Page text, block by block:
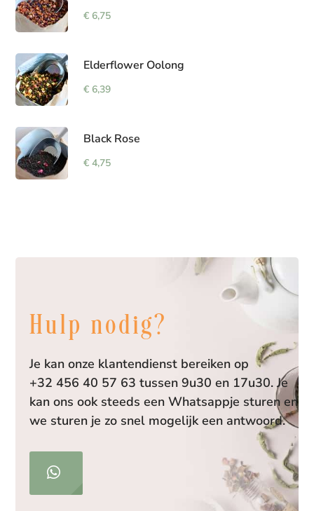
€ 6,75
Elderflower Oolong
€ 6,39
Black Rose
€ 4,75
Hulp nodig?
Je kan onze klantendienst bereiken op
+32 456 40 57 63 tussen 9u30 en 17u30. Je
kan ons ook steeds een Whatsappje sturen en
we sturen je zo snel mogelijk een antwoord.